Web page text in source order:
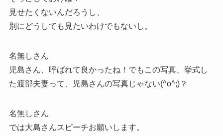
見せたくないんだろうし、
別にどうしても見たいわけでもないし。
名無しさん
児島さん、呼ばれて良かったね！でもこの写真、挙式し
た渡部夫妻って、児島さんの写真じゃない(^o^;)？
名無しさん
では大島さんスピーチお願いします。